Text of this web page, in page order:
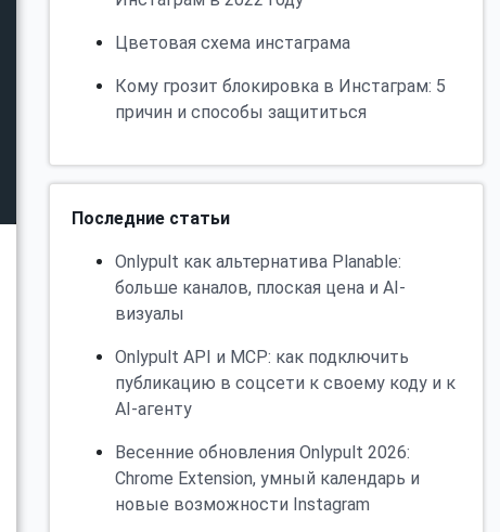
Цветовая схема инстаграма
Кому грозит блокировка в Инстаграм: 5
причин и способы защититься
Последние статьи
Onlypult как альтернатива Planable:
больше каналов, плоская цена и AI-
визуалы
Onlypult API и MCP: как подключить
публикацию в соцсети к своему коду и к
AI-агенту
Весенние обновления Onlypult 2026:
Chrome Extension, умный календарь и
новые возможности Instagram